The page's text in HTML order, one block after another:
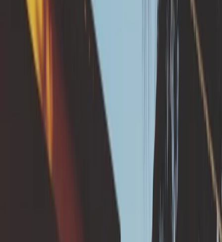
Exemples de dispositifs d'infiltration
adaptés
Puits d'infiltration en béton ou plastique
Tranchées ou noues drainantes remplies de graviers
Bassin paysager avec plantes hydrophiles (carex,
Géotextile anti-colmatage pour maintenir la
💪 Quel est l'objectif de
cette solution ?
Gérer l'infiltration des eaux à la parcelle loin des